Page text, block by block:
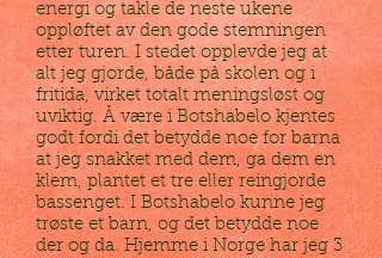
energi og takle de neste ukene
oppløftet av den gode stemningen
etter turen. I stedet opplevde jeg at
alt jeg gjorde, både på skolen og i
fritida, virket totalt meningsløst og
uviktig. Å være i Botshabelo kjentes
godt fordi det betydde noe for barna
at jeg snakket med dem, ga dem en
klem, plantet et tre eller reingjorde
bassenget. I Botshabelo kunne jeg
trøste et barn, og det betydde noe
der og da. Hjemme i Norge har jeg 3